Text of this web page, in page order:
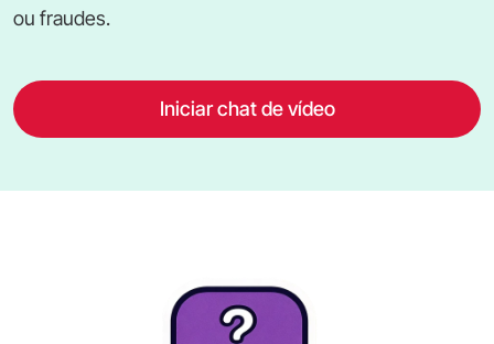
ou fraudes.
Iniciar chat de vídeo